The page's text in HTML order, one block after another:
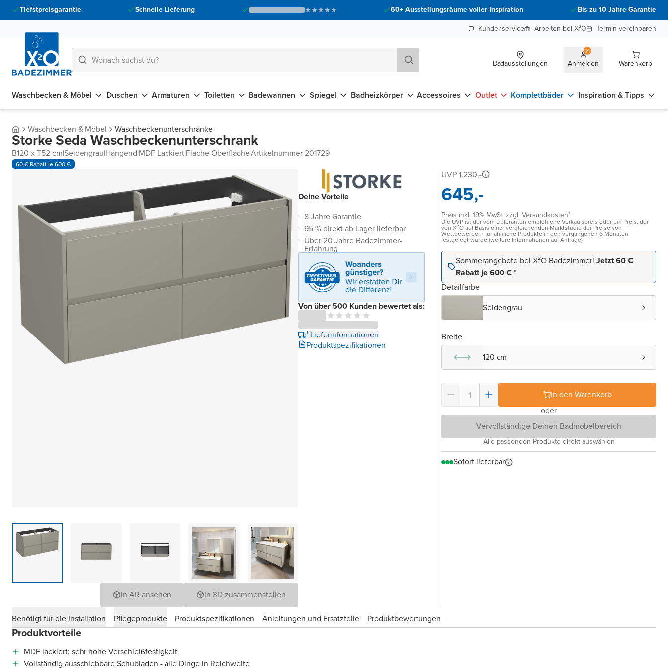
Tiefstpreisgarantie Schnelle Lieferung 60+ Ausstellungsräume voller Inspiration
Bis zu 10 Jahre Garantie
Kundenservice
Arbeiten bei X²O Termin vereinbaren
Badausstellungen Anmelden Warenkorb
Waschbecken & Möbel Duschen Armaturen Toiletten Badewannen Spiegel Badheizkörper Accessoires Outlet Komplettbäder Inspiration & Tipps
Waschbecken & Möbel Waschbeckenunterschränke
Storke Seda Waschbeckenunterschrank
B120 x T52 cm|Seidengrau|Hängend|MDF Lackiert|Flache Oberfläche|Artikelnummer 201729
60 € Rabatt je 600 €
In AR ansehen In 3D zusammenstellen
Deine Vorteile
8 Jahre Garantie
95 % direkt ab Lager lieferbar
Über 20 Jahre Badezimmer-
Erfahrung
Von über 500 Kunden bewertet als:
¹ Lieferinformationen
Produktspezifikationen
UVP 1.230,-
645,-
Preis inkl. 19% MwSt. zzgl. Versandkosten¹
Die UVP ist der vom Lieferanten empfohlene Verkaufspreis oder ein Preis, der
von X²O auf Basis einer vergleichenden Marktstudie der Preise von
Wettbewerbern für ähnliche Produkte in den vergangenen 6 Monaten
festgelegt wurde (weitere Informationen auf Anfrage)
Sommerangebote bei X²O Badezimmer! Jetzt 60 €
Rabatt je 600 € *
Detailfarbe
Seidengrau
Breite
120 cm
In den Warenkorb
oder
Vervollständige Deinen Badmöbelbereich
Alle passenden Produkte direkt auswählen
Sofort lieferbar
Benötigt für die Installation Pflegeprodukte Produktspezifikationen Anleitungen und Ersatzteile Produktbewertungen
Produktvorteile
MDF lackiert: sehr hohe Verschleißfestigkeit
Vollständig ausschiebbare Schubladen - alle Dinge in Reichweite